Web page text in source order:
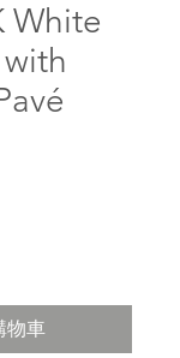
White
物車